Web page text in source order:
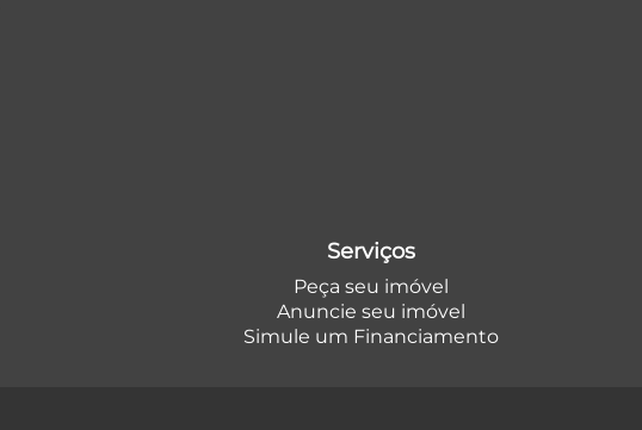
Serviços
Peça seu imóvel
Anuncie seu imóvel
Simule um Financiamento